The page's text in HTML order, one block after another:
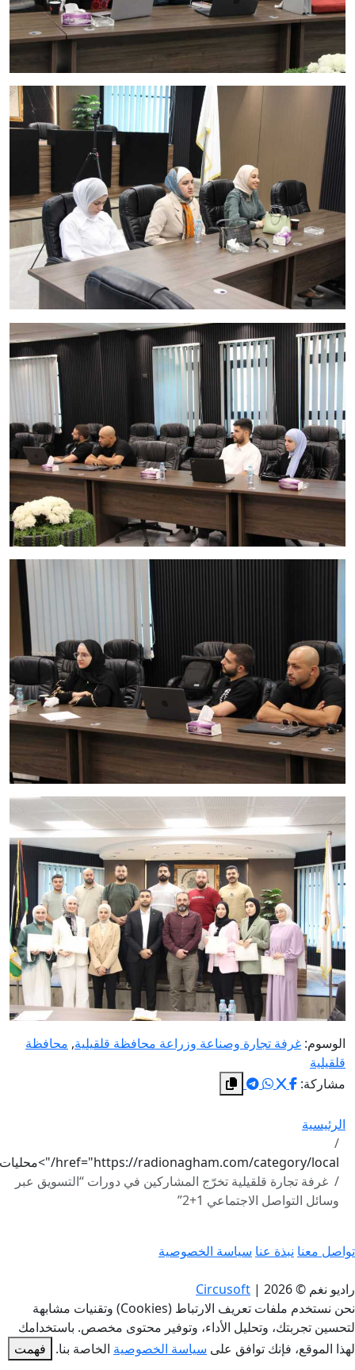
الوسوم: غرفة تجارة وصناعة وزراعة محافظة قلقيلية, محافظة
قلقيلية
مشاركة:
الرئيسية
href="https://radionagham.com/category/local/">محليات
غرفة تجارة قلقيلية تخرّج المشاركين في دورات “التسويق عبر
وسائل التواصل الاجتماعي 1+2”
تواصل معنا نبذة عنا سياسة الخصوصية
راديو نغم © 2026 |
Circusoft
نحن نستخدم ملفات تعريف الارتباط (Cookies) وتقنيات مشابهة
لتحسين تجربتك، وتحليل الأداء، وتوفير محتوى مخصص. باستخدامك
لهذا الموقع، فإنك توافق على سياسة الخصوصية الخاصة بنا. فهمت